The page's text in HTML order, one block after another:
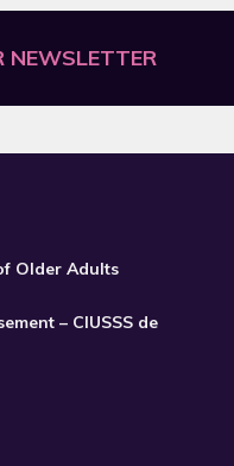
NEWSLETTER
Older Adults
– CIUSSS de